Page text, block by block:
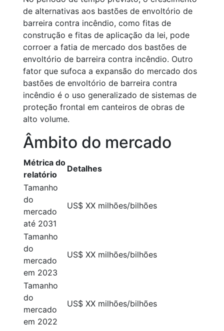
de alternativas aos bastões de envoltório de
barreira contra incêndio, como fitas de
construção e fitas de aplicação da lei, pode
corroer a fatia de mercado dos bastões de
envoltório de barreira contra incêndio. Outro
fator que sufoca a expansão do mercado dos
bastões de envoltório de barreira contra
incêndio é o uso generalizado de sistemas de
proteção frontal em canteiros de obras de
alto volume.
Âmbito do mercado
Métrica do
relatório
Detalhes
Tamanho
do
mercado
até 2031
US$ XX milhões/bilhões
Tamanho
do
mercado
em 2023
US$ XX milhões/bilhões
Tamanho
do
mercado
em 2022
US$ XX milhões/bilhões